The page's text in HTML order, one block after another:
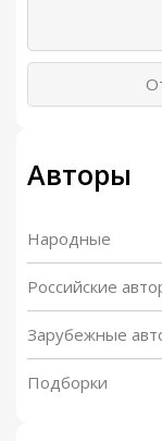
Авторы
Народные
Российские
Зарубежные
Подборки